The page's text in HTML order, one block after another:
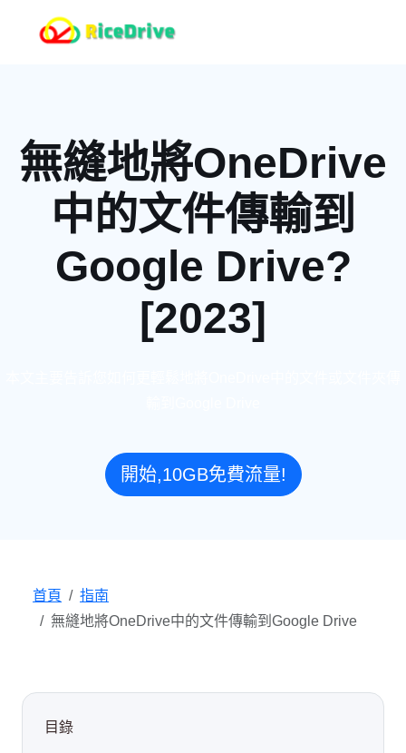
無縫地將OneDrive
中的文件傳輸到
Google Drive?
[2023]
開始,10GB免費流量!
首頁
指南
無縫地將OneDrive中的文件傳輸到Google Drive
目錄